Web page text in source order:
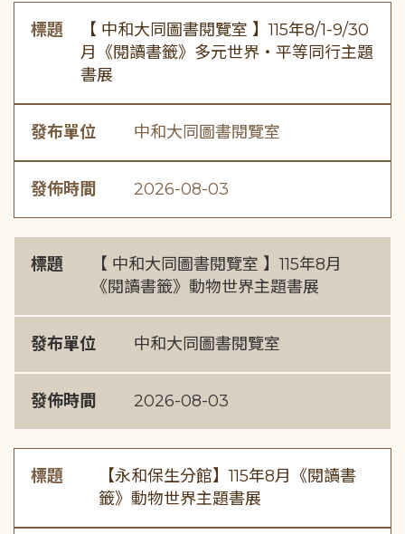
標題
【 中和大同圖書閱覽室 】115年8/1-9/30
月《閱讀書籤》多元世界・平等同行主題
書展
發布單位 中和大同圖書閱覽室
發佈時間 2026-08-03
標題
【 中和大同圖書閱覽室 】115年8月
《閱讀書籤》動物世界主題書展
發布單位 中和大同圖書閱覽室
發佈時間 2026-08-03
標題
【永和保生分館】115年8月《閱讀書
籤》動物世界主題書展